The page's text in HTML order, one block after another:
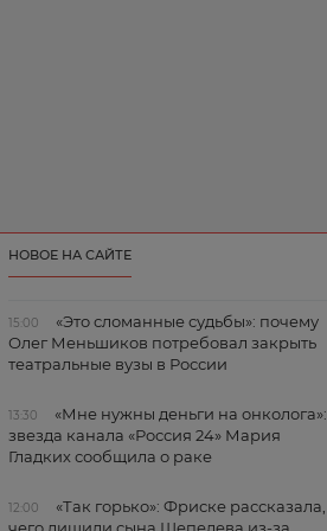
НОВОЕ НА САЙТЕ
15:00
«Это сломанные судьбы»: почему
Олег Меньшиков потребовал закрыть
театральные вузы в России
13:30
«Мне нужны деньги на онколога»:
звезда канала «Россия 24» Мария
Гладких сообщила о раке
12:00
«Так горько»: Фриске рассказала,